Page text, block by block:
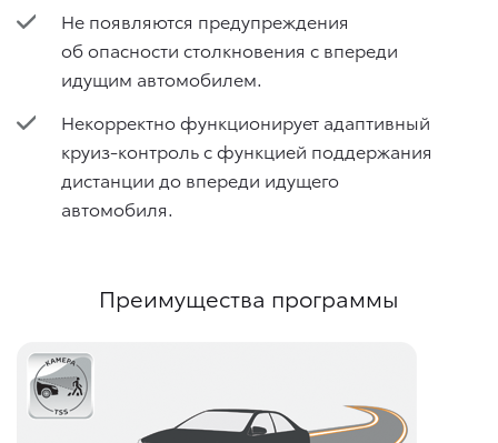
Не появляются предупреждения
об опасности столкновения с впереди
идущим автомобилем.
Некорректно функционирует адаптивный
круиз-контроль с функцией поддержания
дистанции до впереди идущего
автомобиля.
Преимущества программы